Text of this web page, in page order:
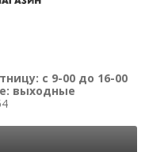
с 9-00 до 16-00
выходные